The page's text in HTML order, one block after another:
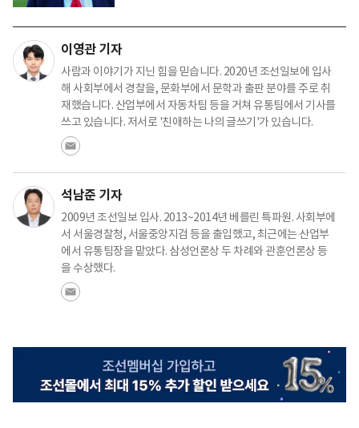
이영관 기자
사람과 이야기가 지닌 힘을 믿습니다. 2020년 조선일보에 입사
해 사회부에서 경찰을, 문화부에서 문학과 출판 분야를 주로 취
재했습니다. 산업부에서 자동차팀 등을 거쳐 유통팀에서 기사를
쓰고 있습니다. 저서로 '친애하는 나의 글쓰기'가 있습니다.
석남준 기자
2009년 조선일보 입사. 2013~2014년 베를린 특파원. 사회부에
서 서울경찰청, 서울중앙지검 등을 출입했고, 최근에는 산업부
에서 유통팀장을 맡았다. 삼성언론상 두 차례와 관훈언론상 등
을 수상했다.